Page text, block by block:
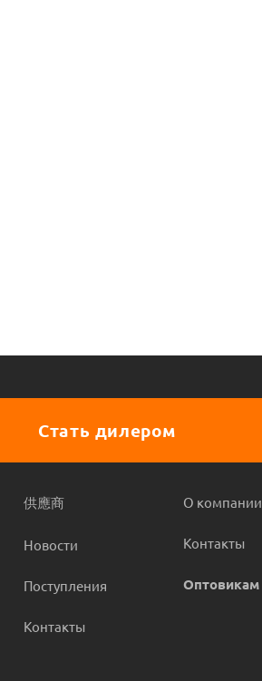
Стать дилером
供應商
Новости
Поступления
Контакты
О компании
Контакты
Оптовикам